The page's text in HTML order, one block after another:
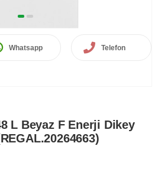
Whatsapp Telefon
L Beyaz F Enerji Dikey